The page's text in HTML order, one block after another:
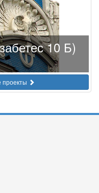
10 Б)
проекты